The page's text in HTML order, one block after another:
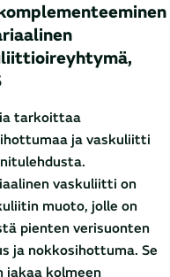
tarkoittaa
ja vaskuliitti
vaskuliitti on
muoto, jolle on
pienten verisuonten
ja nokkosihottuma. Se
jakaa kolmeen